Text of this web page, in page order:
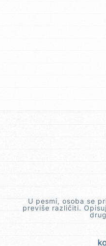
U pesmi, osoba se
previše različiti.